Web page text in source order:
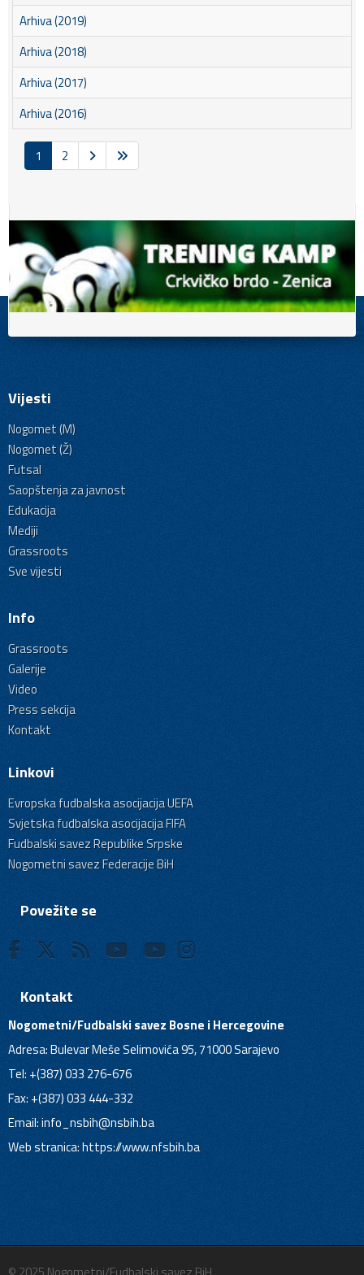
Arhiva (2019)
Arhiva (2018)
Arhiva (2017)
Arhiva (2016)
1 2
Vijesti
Nogomet (M)
Nogomet (Ž)
Futsal
Saopštenja za javnost
Edukacija
Mediji
Grassroots
Sve vijesti
Info
Grassroots
Galerije
Video
Press sekcija
Kontakt
Linkovi
Evropska fudbalska asocijacija UEFA
Svjetska fudbalska asocijacija FIFA
Fudbalski savez Republike Srpske
Nogometni savez Federacije BiH
Povežite se
Kontakt
Nogometni/Fudbalski savez Bosne i Hercegovine
Adresa: Bulevar Meše Selimovića 95, 71000 Sarajevo
Tel: +(387) 033 276-676
Fax: +(387) 033 444-332
Email:info_nsbih@nsbih.ba
Web stranica: https://www.nfsbih.ba